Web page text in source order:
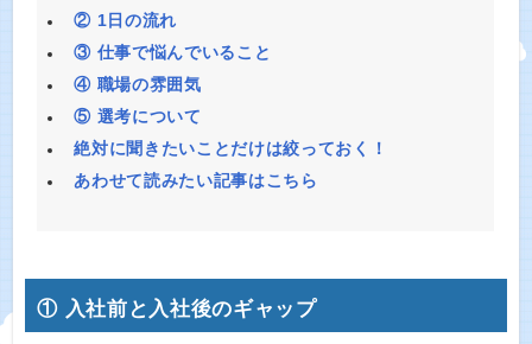
② 1日の流れ
③ 仕事で悩んでいること
④ 職場の雰囲気
⑤ 選考について
絶対に聞きたいことだけは絞っておく！
あわせて読みたい記事はこちら
① 入社前と入社後のギャップ